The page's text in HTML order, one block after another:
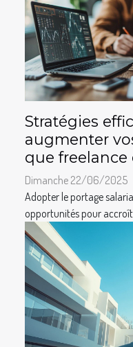
Stratégies
augmenter
que freelance
Dimanche 22/06/2025
Adopter le portage
opportunités pour